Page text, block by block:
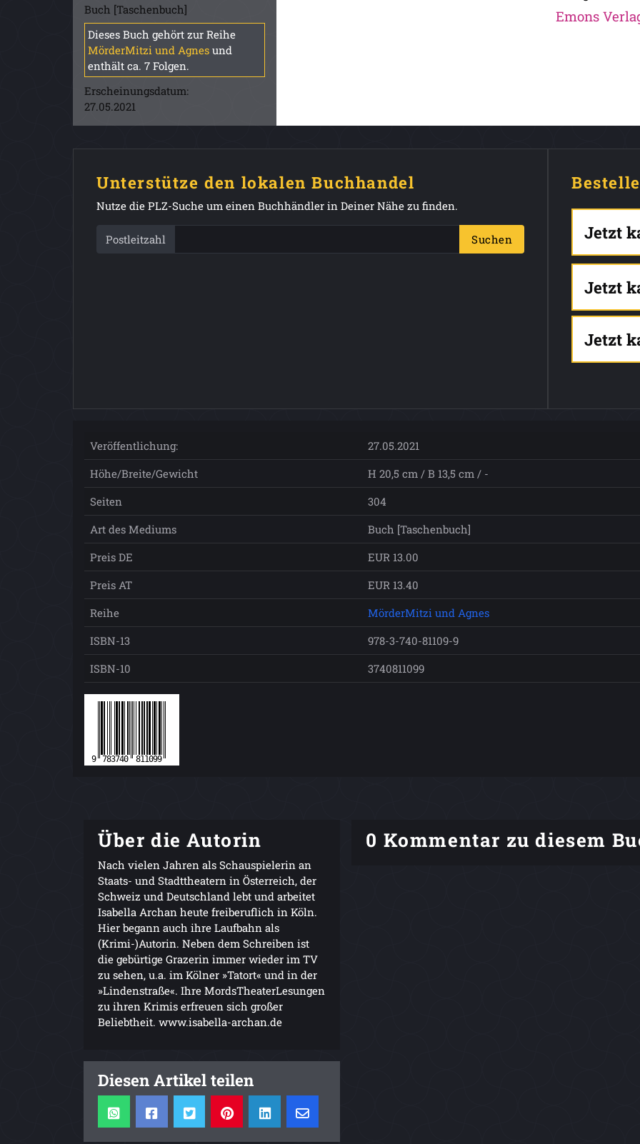
Buch [Taschenbuch]
Dieses Buch gehört zur Reihe
MörderMitzi und Agnes und
enthält ca. 7 Folgen.
Erscheinungsdatum:
27.05.2021
Emons
Unterstütze den lokalen Buchhandel
Nutze die PLZ-Suche um einen Buchhändler in Deiner Nähe zu finden.
Postleitzahl Suchen Jetzt
Jetzt
Jetzt
Veröffentlichung:
27.05.2021
Höhe/Breite/Gewicht
H 20,5 cm / B 13,5 cm / -
Seiten
304
Art des Mediums
Buch [Taschenbuch]
Preis DE
EUR 13.00
Preis AT
EUR 13.40
Reihe
MörderMitzi und Agnes
ISBN-13
978-3-740-81109-9
ISBN-10
3740811099
Über die Autorin
Nach vielen Jahren als Schauspielerin an
Staats- und Stadttheatern in Österreich, der
Schweiz und Deutschland lebt und arbeitet
Isabella Archan heute freiberuflich in Köln.
Hier begann auch ihre Laufbahn als
(Krimi-)Autorin. Neben dem Schreiben ist
die gebürtige Grazerin immer wieder im TV
zu sehen, u.a. im Kölner »Tatort« und in der
»Lindenstraße«. Ihre MordsTheaterLesungen
zu ihren Krimis erfreuen sich großer
Beliebtheit. www.isabella-archan.de
Diesen Artikel teilen
0 Kommentar zu diesem